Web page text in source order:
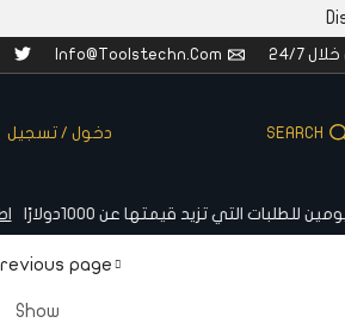
24/7
Info@toolstechn.com
SEARCH دخول / تسجيل
الآن
page
Show